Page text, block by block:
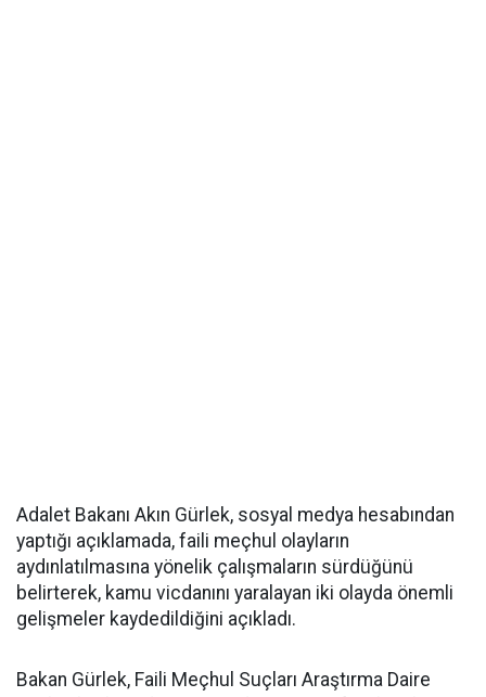
Adalet Bakanı Akın Gürlek, sosyal medya hesabından
yaptığı açıklamada, faili meçhul olayların
aydınlatılmasına yönelik çalışmaların sürdüğünü
belirterek, kamu vicdanını yaralayan iki olayda önemli
gelişmeler kaydedildiğini açıkladı.
Bakan Gürlek, Faili Meçhul Suçları Araştırma Daire